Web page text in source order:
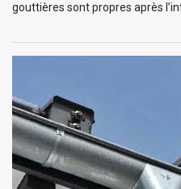
gouttières sont propres après